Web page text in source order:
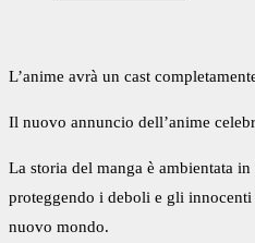
L’anime avrà un cast
Il nuovo annuncio dell’anime
La storia del manga è ambientata
proteggendo i deboli e gli
nuovo mondo.